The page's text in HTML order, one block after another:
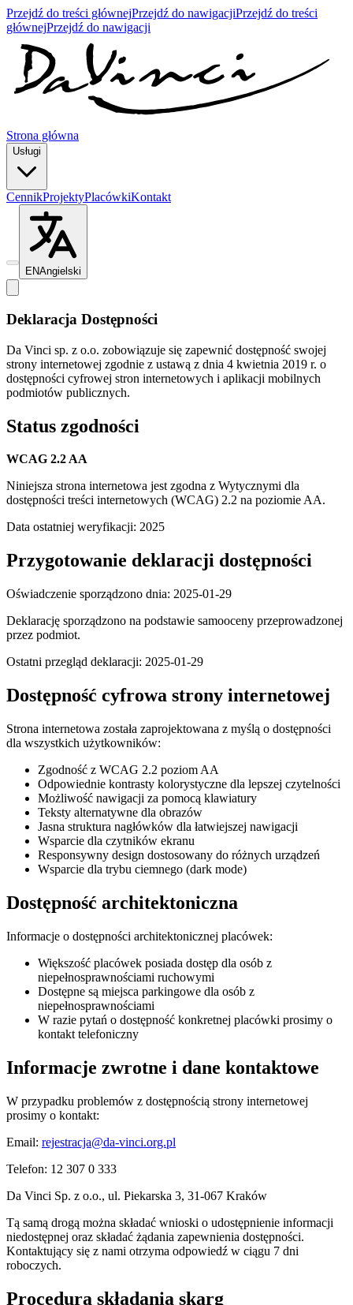
Przejdź do treści głównejPrzejdź do nawigacjiPrzejdź do treści
głównejPrzejdź do nawigacji
Strona główna
Usługi
CennikProjektyPlacówkiKontakt
ENAngielski
Deklaracja Dostępności
Da Vinci sp. z o.o. zobowiązuje się zapewnić dostępność swojej
strony internetowej zgodnie z ustawą z dnia 4 kwietnia 2019 r. o
dostępności cyfrowej stron internetowych i aplikacji mobilnych
podmiotów publicznych.
Status zgodności
WCAG 2.2 AA
Niniejsza strona internetowa jest zgodna z Wytycznymi dla
dostępności treści internetowych (WCAG) 2.2 na poziomie AA.
Data ostatniej weryfikacji: 2025
Przygotowanie deklaracji dostępności
Oświadczenie sporządzono dnia: 2025-01-29
Deklarację sporządzono na podstawie samooceny przeprowadzonej
przez podmiot.
Ostatni przegląd deklaracji: 2025-01-29
Dostępność cyfrowa strony internetowej
Strona internetowa została zaprojektowana z myślą o dostępności
dla wszystkich użytkowników:
Zgodność z WCAG 2.2 poziom AA
Odpowiednie kontrasty kolorystyczne dla lepszej czytelności
Możliwość nawigacji za pomocą klawiatury
Teksty alternatywne dla obrazów
Jasna struktura nagłówków dla łatwiejszej nawigacji
Wsparcie dla czytników ekranu
Responsywny design dostosowany do różnych urządzeń
Wsparcie dla trybu ciemnego (dark mode)
Dostępność architektoniczna
Informacje o dostępności architektonicznej placówek:
Większość placówek posiada dostęp dla osób z
niepełnosprawnościami ruchowymi
Dostępne są miejsca parkingowe dla osób z
niepełnosprawnościami
W razie pytań o dostępność konkretnej placówki prosimy o
kontakt telefoniczny
Informacje zwrotne i dane kontaktowe
W przypadku problemów z dostępnością strony internetowej
prosimy o kontakt:
Email: rejestracja@da-vinci.org.pl
Telefon: 12 307 0 333
Da Vinci Sp. z o.o., ul. Piekarska 3, 31-067 Kraków
Tą samą drogą można składać wnioski o udostępnienie informacji
niedostępnej oraz składać żądania zapewnienia dostępności.
Kontaktujący się z nami otrzyma odpowiedź w ciągu 7 dni
roboczych.
Procedura składania skarg